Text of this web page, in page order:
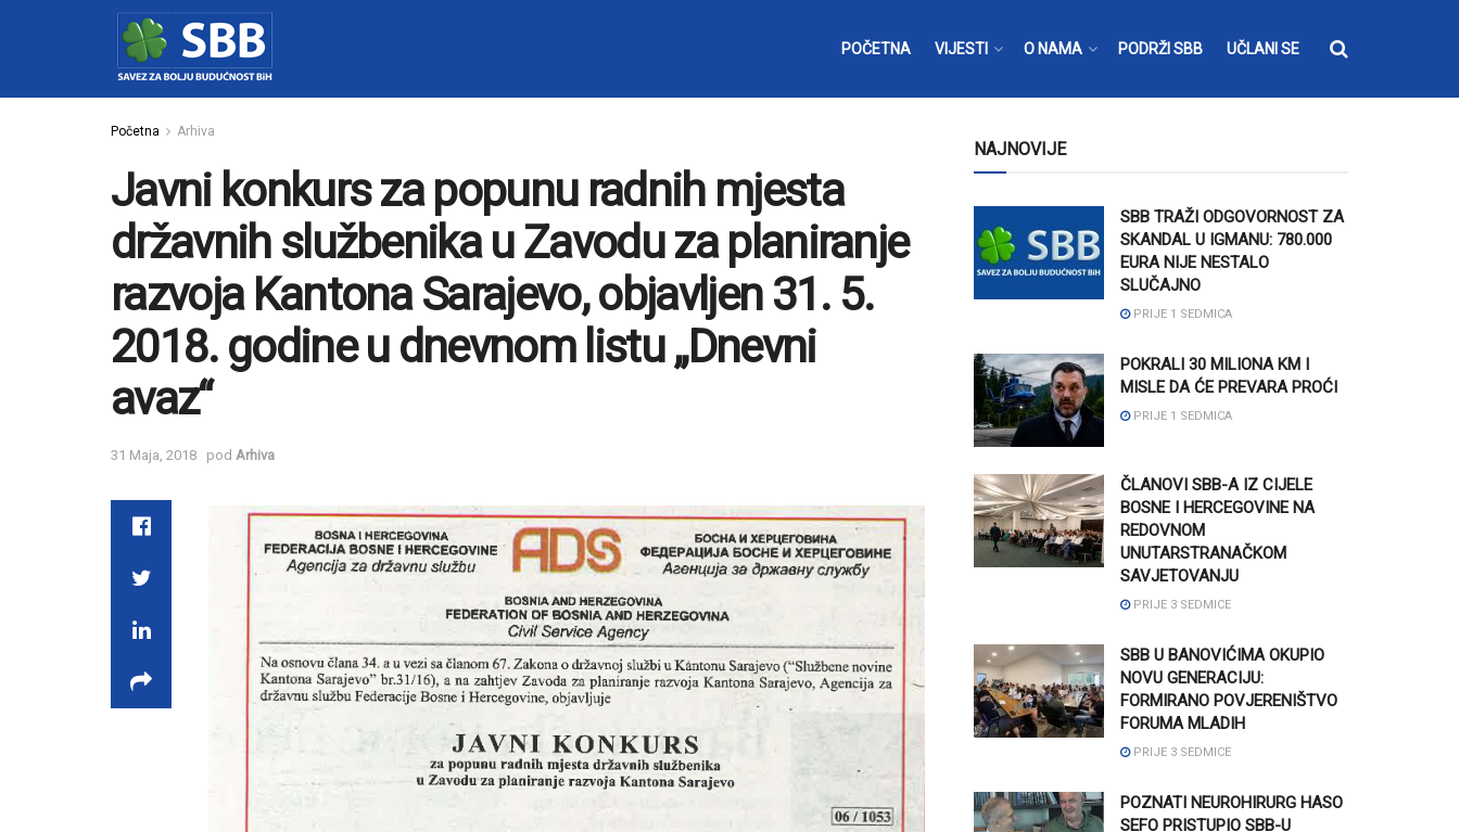
POČETNA VIJESTI O NAMA PODRŽI SBB UČLANI SE
Početna Arhiva
Javni konkurs za popunu radnih mjesta
državnih službenika u Zavodu za planiranje
razvoja Kantona Sarajevo, objavljen 31. 5.
2018. godine u dnevnom listu „Dnevni
avaz“
31 Maja, 2018 pod Arhiva
NAJNOVIJE
SBB TRAŽI ODGOVORNOST ZA
SKANDAL U IGMANU: 780.000
EURA NIJE NESTALO
SLUČAJNO
PRIJE 1 SEDMICA
POKRALI 30 MILIONA KM I
MISLE DA ĆE PREVARA PROĆI
PRIJE 1 SEDMICA
ČLANOVI SBB-A IZ CIJELE
BOSNE I HERCEGOVINE NA
REDOVNOM
UNUTARSTRANAČKOM
SAVJETOVANJU
PRIJE 3 SEDMICE
SBB U BANOVIĆIMA OKUPIO
NOVU GENERACIJU:
FORMIRANO POVJERENIŠTVO
FORUMA MLADIH
PRIJE 3 SEDMICE
POZNATI NEUROHIRURG HASO
SEFO PRISTUPIO SBB-U